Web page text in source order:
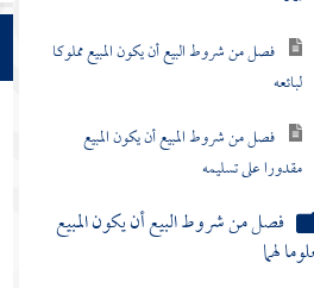
فصل من شروط البيع أن يكون المبيع مملوكا
لبائعه
فصل من شروط المبيع أن يكون المبيع
مقدورا على تسليمه
فصل من شروط البيع أن يكون المبيع
لهما